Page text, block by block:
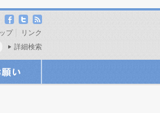
プ
リンク
詳細検索